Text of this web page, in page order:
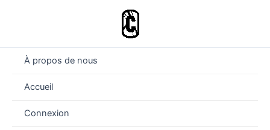
À propos de nous
Accueil
Connexion